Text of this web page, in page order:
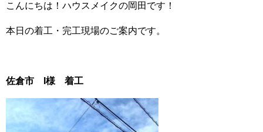
こんにちは！ハウスメイクの岡田です！
本日の着工・完工現場のご案内です。
佐倉市 I様 着工